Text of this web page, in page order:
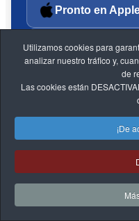
Pronto en
QUÉ ENCUENTRAS
Gestión rápida de
Acceso fácil a tus
Experiencia móvil
Utilizamos cookies para
analizar nuestro tráfico y,
de
Las cookies están
¡De